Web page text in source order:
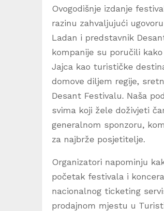
Ovogodišnje izdanje
razinu zahvaljujući
Ladan i predstavnik
kompanije su poručili
Jajca kao turističke
domove diljem regije,
Desant Festivalu. Naša
svima koji žele doživjeti
generalnom sponzoru,
za najbrže posjetitelje.
Organizatori napominju
početak festivala i
nacionalnog ticketing
prodajnom mjestu u